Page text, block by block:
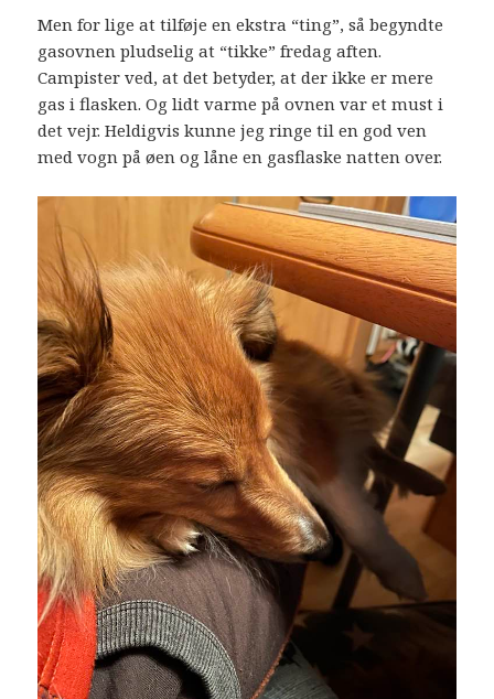
Men for lige at tilføje en ekstra “ting”, så begyndte
gasovnen pludselig at “tikke” fredag aften.
Campister ved, at det betyder, at der ikke er mere
gas i flasken. Og lidt varme på ovnen var et must i
det vejr. Heldigvis kunne jeg ringe til en god ven
med vogn på øen og låne en gasflaske natten over.